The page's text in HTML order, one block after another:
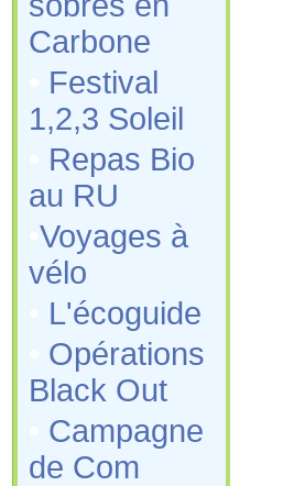
Carbone
Festival
1,2,3 Soleil
Repas Bio
au RU
Voyages à
vélo
L'écoguide
Opérations
Black Out
Campagne
de Com